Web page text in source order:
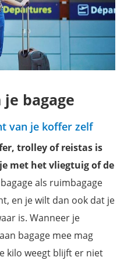
bagage
van je koffer zelf
trolley of reistas is
met het vliegtuig of de
als ruimbagage
en je wilt dan ook dat je
is. Wanneer je
bagage mee mag
kilo weegt blijft er niet